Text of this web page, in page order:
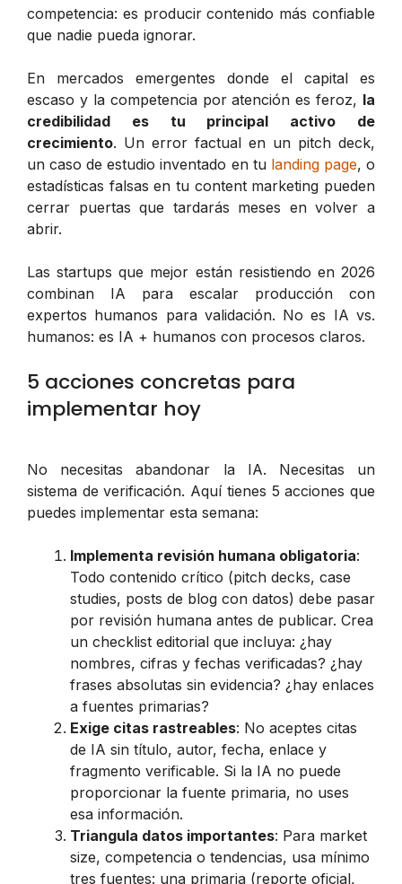
competencia: es producir contenido más confiable
que nadie pueda ignorar.
En mercados emergentes donde el capital es
escaso y la competencia por atención es feroz, la
credibilidad es tu principal activo de
crecimiento. Un error factual en un pitch deck,
un caso de estudio inventado en tu landing page, o
estadísticas falsas en tu content marketing pueden
cerrar puertas que tardarás meses en volver a
abrir.
Las startups que mejor están resistiendo en 2026
combinan IA para escalar producción con
expertos humanos para validación. No es IA vs.
humanos: es IA + humanos con procesos claros.
5 acciones concretas para
implementar hoy
No necesitas abandonar la IA. Necesitas un
sistema de verificación. Aquí tienes 5 acciones que
puedes implementar esta semana:
Implementa revisión humana obligatoria:
Todo contenido crítico (pitch decks, case
studies, posts de blog con datos) debe pasar
por revisión humana antes de publicar. Crea
un checklist editorial que incluya: ¿hay
nombres, cifras y fechas verificadas? ¿hay
frases absolutas sin evidencia? ¿hay enlaces
a fuentes primarias?
Exige citas rastreables: No aceptes citas
de IA sin título, autor, fecha, enlace y
fragmento verificable. Si la IA no puede
proporcionar la fuente primaria, no uses
esa información.
Triangula datos importantes: Para market
size, competencia o tendencias, usa mínimo
tres fuentes: una primaria (reporte oficial,